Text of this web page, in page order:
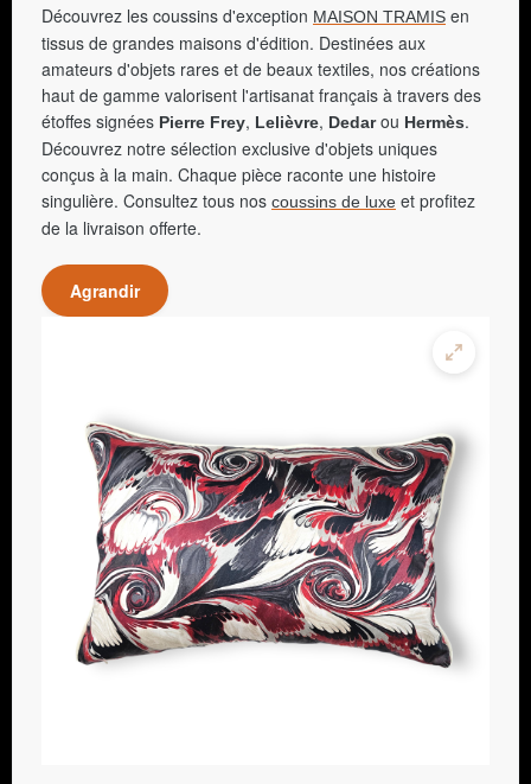
Découvrez les coussins d'exception MAISON TRAMIS en
tissus de grandes maisons d'édition. Destinées aux
amateurs d'objets rares et de beaux textiles, nos créations
haut de gamme valorisent l'artisanat français à travers des
étoffes signées Pierre Frey, Lelièvre, Dedarou Hermès.
Découvrez notre sélection exclusive d'objets uniques
conçus à la main. Chaque pièce raconte une histoire
singulière. Consultez tous nos coussins de luxe et profitez
de la livraison offerte.
Agrandir